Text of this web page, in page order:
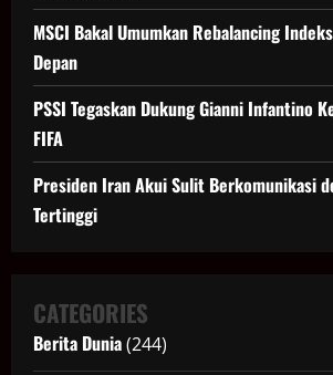
MSCI Bakal Umumkan Rebalancing
Depan
PSSI Tegaskan Dukung Gianni Infantino
FIFA
Presiden Iran Akui Sulit Berkomunikasi
Tertinggi
CATEGORIES
Berita Dunia(244)